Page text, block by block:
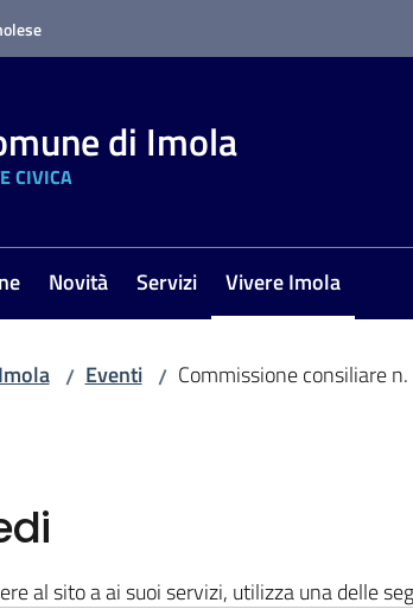
di Imola
CIVICA
Novità Servizi Vivere Imola
Menu selezionato
/ Eventi / Commissione consiliare
al sito a ai suoi servizi, utilizza una delle